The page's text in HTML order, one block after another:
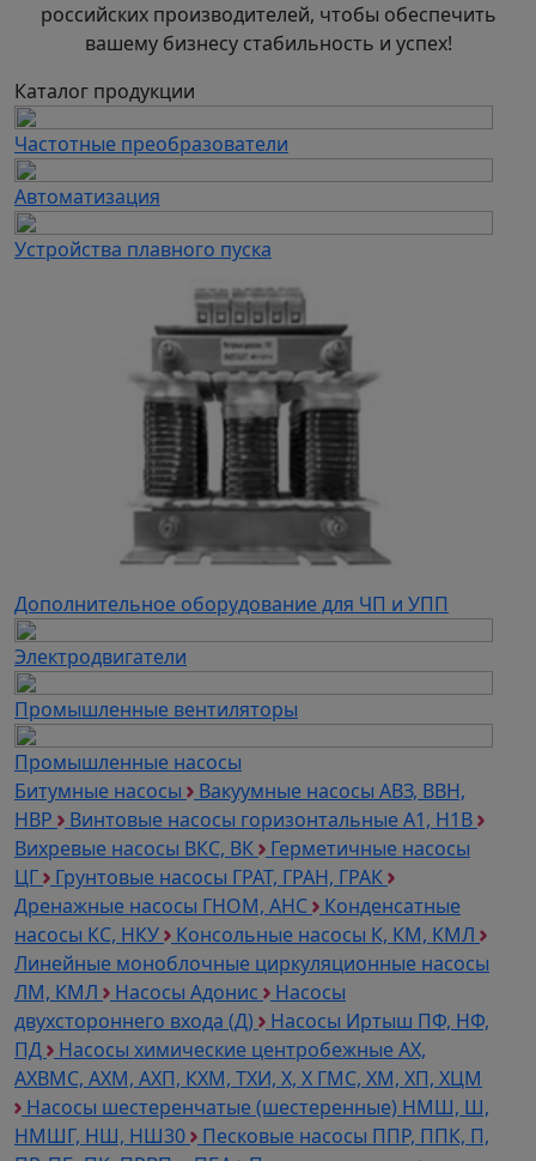
российских производителей, чтобы обеспечить
вашему бизнесу стабильность и успех!
Каталог продукции
Частотные преобразователи
Автоматизация
Устройства плавного пуска
Дополнительное оборудование для ЧП и УПП
Электродвигатели
Промышленные вентиляторы
Промышленные насосы
Битумные насосы
Вакуумные насосы АВЗ, ВВН,
НВР
Винтовые насосы горизонтальные А1, Н1В
Вихревые насосы ВКС, ВК
Герметичные насосы
ЦГ
Грунтовые насосы ГРАТ, ГРАН, ГРАК
Дренажные насосы ГНОМ, АНС
Конденсатные
насосы КС, НКУ
Консольные насосы К, КМ, КМЛ
Линейные моноблочные циркуляционные насосы
ЛМ, КМЛ
Насосы Адонис
Насосы
двухстороннего входа (Д)
Насосы Иртыш ПФ, НФ,
ПД
Насосы химические центробежные АХ,
АХВМС, АХМ, АХП, КХМ, ТХИ, Х, Х ГМС, ХМ, ХП, ХЦМ
Насосы шестеренчатые (шестеренные) НМШ, Ш,
НМШГ, НШ, НШ30
Песковые насосы ППР, ППК, П,